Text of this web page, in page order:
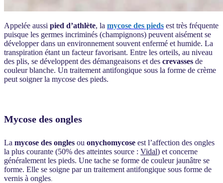
Appelée aussi pied d’athlète, la mycose des pieds est très fréquente
puisque les germes incriminés (champignons) peuvent aisément se
développer dans un environnement souvent enfermé et humide. La
transpiration étant un facteur favorisant. Entre les orteils, au niveau
des plis, se développent des démangeaisons et des crevasses de
couleur blanche. Un traitement antifongique sous la forme de crème
peut soigner la mycose des pieds.
Mycose des ongles
La mycose des ongles ou onychomycose est l’affection des ongles
la plus courante (50% des atteintes source : Vidal) et concerne
généralement les pieds. Une tache se forme de couleur jaunâtre se
forme. Elle se soigne par un traitement antifongique sous forme de
vernis à ongles.